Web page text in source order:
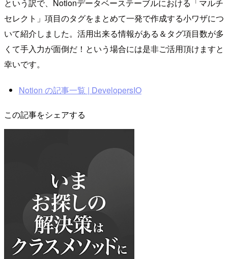
という訳で、Notionデータベーステーブルにおける「マルチ
セレクト」項目のタグをまとめて一発で作成する小ワザにつ
いて紹介しました。活用出来る情報がある＆タグ項目数が多
くて手入力が面倒だ！という場合には是非ご活用頂けますと
幸いです。
Notion の記事一覧 | DevelopersIO
この記事をシェアする